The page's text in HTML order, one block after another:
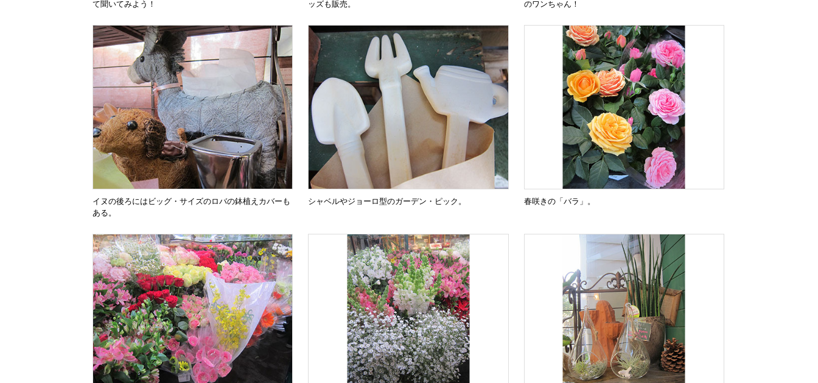
て聞いてみよう！
ッズも販売。
のワンちゃん！
イヌの後ろにはビッグ・サイズのロバの鉢植えカバーも
ある。
シャベルやジョーロ型のガーデン・ピック。 春咲きの「バラ」。